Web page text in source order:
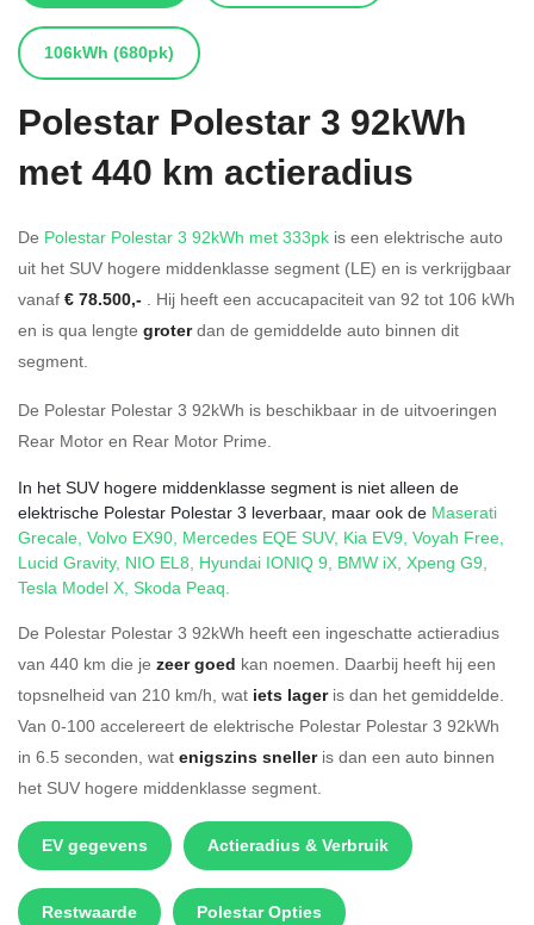
106kWh (680pk)
Polestar Polestar 3 92kWh
met 440 km actieradius
De Polestar Polestar 3 92kWh met 333pk is een elektrische auto
uit het SUV hogere middenklasse segment (LE) en is verkrijgbaar
vanaf € 78.500,- . Hij heeft een accucapaciteit van 92 tot 106 kWh
en is qua lengte groterdan de gemiddelde auto binnen dit
segment.
De Polestar Polestar 3 92kWh is beschikbaar in de uitvoeringen
Rear Motor en Rear Motor Prime.
In het SUV hogere middenklasse segment is niet alleen de
elektrische Polestar Polestar 3 leverbaar, maar ook de Maserati
Grecale, Volvo EX90, Mercedes EQE SUV, Kia EV9, Voyah Free,
Lucid Gravity, NIO EL8, Hyundai IONIQ 9, BMW iX, Xpeng G9,
Tesla Model X, Skoda Peaq.
De Polestar Polestar 3 92kWh heeft een ingeschatte actieradius
van 440 km die je zeer goed kan noemen. Daarbij heeft hij een
topsnelheid van 210 km/h, wat iets lageris dan het gemiddelde.
Van 0-100 accelereert de elektrische Polestar Polestar 3 92kWh
in 6.5 seconden, wat enigszins snelleris dan een auto binnen
het SUV hogere middenklasse segment.
EV gegevens Actieradius & Verbruik
Restwaarde Polestar Opties